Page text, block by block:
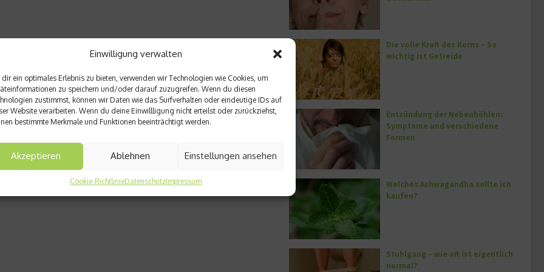
Einwilligung verwalten
dir ein optimales Erlebnis zu bieten, verwenden wir Technologien wie Cookies, um
zu speichern und/oder darauf zuzugreifen. Wenn du diesen
zustimmst, können wir Daten wie das Surfverhalten oder eindeutige IDs auf
Website verarbeiten. Wenn du deine Einwillligung nicht erteilst oder zurückziehst,
bestimmte Merkmale und Funktionen beeinträchtigt werden.
Akzeptieren Ablehnen Einstellungen ansehen
Cookie-RichtlinieDatenschutzImpressum
Die volle Kraft des Korns – So
wichtig ist Getreide
Entzündung der Nebenhöhlen:
Symptome und verschiedene
Formen
Welches Ashwagandha sollte ich
kaufen?
Stuhlgang – wie oft ist eigentlich
normal?